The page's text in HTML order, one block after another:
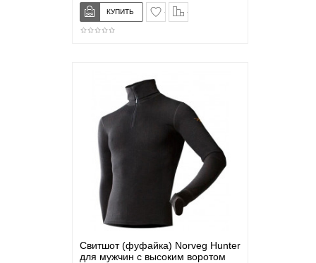
в закладки
Свитшот (фуфайка) Norveg Hunter
для мужчин с высоким воротом